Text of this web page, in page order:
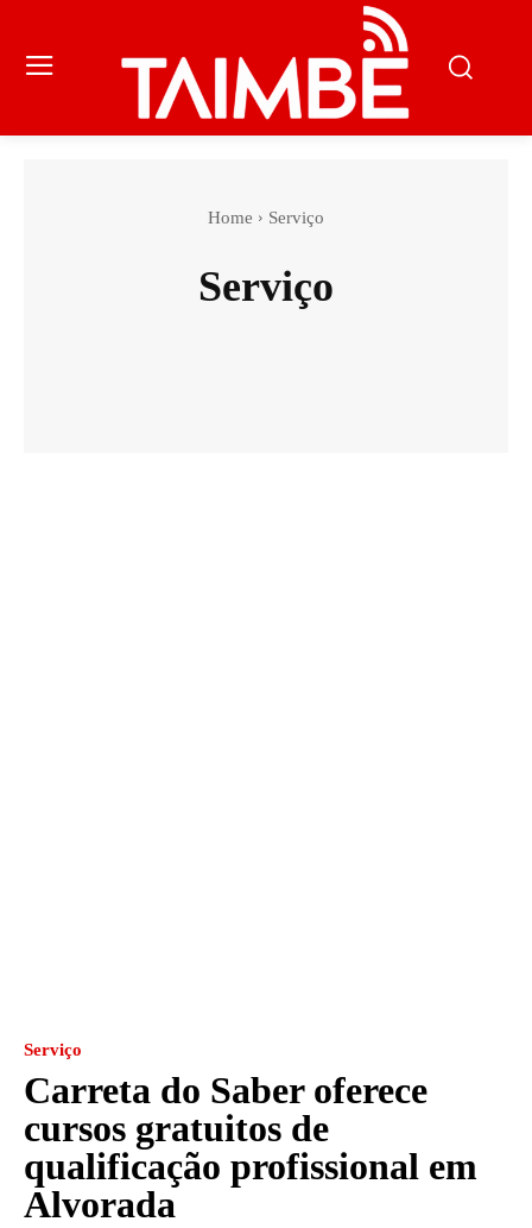
Home Serviço
Serviço
Serviço
Carreta do Saber oferece
cursos gratuitos de
qualificação profissional em
Alvorada